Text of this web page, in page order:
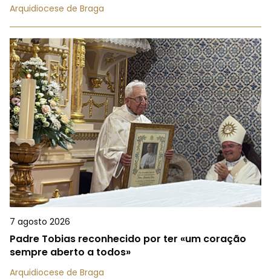
Arquidiocese de Braga
7 agosto 2026
Padre Tobias reconhecido por ter «um coração
sempre aberto a todos»
Arquidiocese de Braga